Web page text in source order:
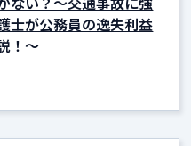
士が公務員の逸失利益
！～